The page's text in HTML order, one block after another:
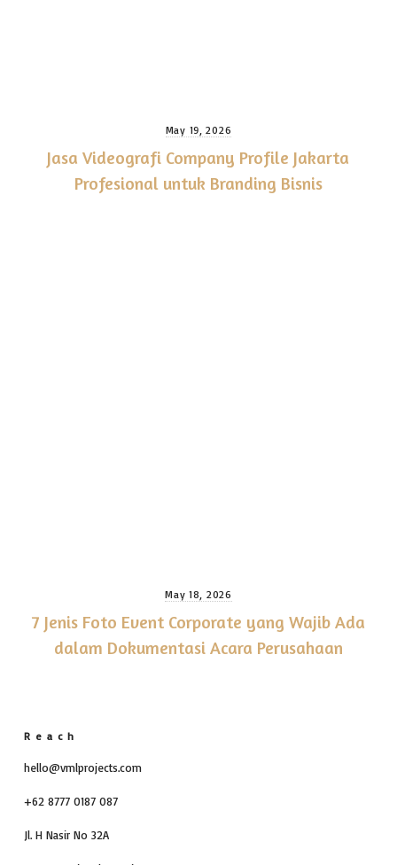
May 19, 2026
Jasa Videografi Company Profile Jakarta
Profesional untuk Branding Bisnis
May 18, 2026
7 Jenis Foto Event Corporate yang Wajib Ada
dalam Dokumentasi Acara Perusahaan
Reach
hello@vmlprojects.com
+62 8777 0187 087
Jl. H Nasir No 32A